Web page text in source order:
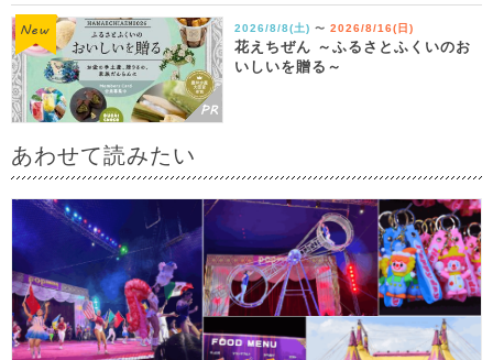
2026/8/8(土) 〜 2026/8/16(日)
花えちぜん ～ふるさとふくいのお
いしいを贈る～
あわせて読みたい